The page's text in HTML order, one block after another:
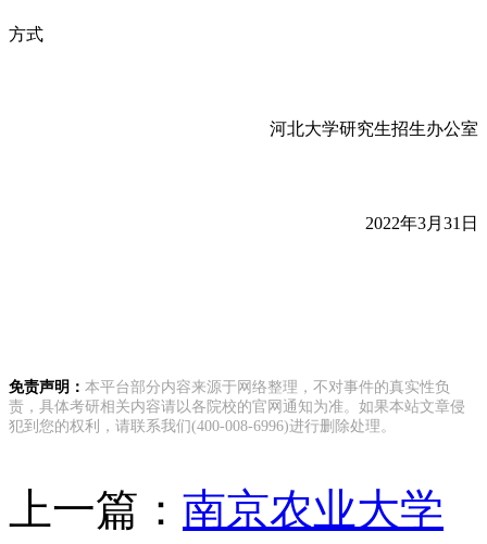
方式
河北大学研究生招生办公室
2022年3月31日
免责声明： 本平台部分内容来源于网络整理，不对事件的真实性负
责，具体考研相关内容请以各院校的官网通知为准。如果本站文章侵
犯到您的权利，请联系我们(400-008-6996)进行删除处理。
上一篇： 南京农业大学